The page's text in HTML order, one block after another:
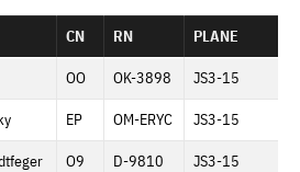
CN RN PLANE
OO OK-3898 JS3-15
EP OM-ERYC JS3-15
O9 D-9810 JS3-15